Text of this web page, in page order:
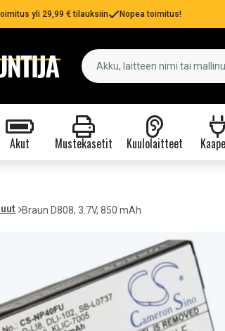
yli 29,99 € tilauksiin Nopea toimitus!
Akut Mustekasetit Kuulolaitteet
Braun D808, 3.7V, 850 mAh